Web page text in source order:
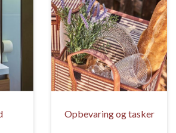
Opbevaring og tasker